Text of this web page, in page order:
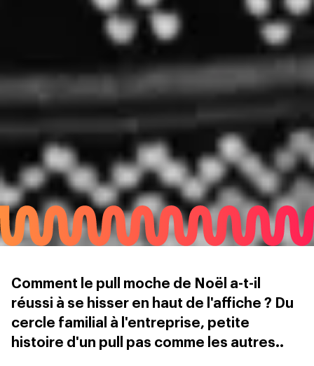
Comment le pull moche de Noël a-t-il
réussi à se hisser en haut de l'affiche ? Du
cercle familial à l'entreprise, petite
histoire d'un pull pas comme les autres..